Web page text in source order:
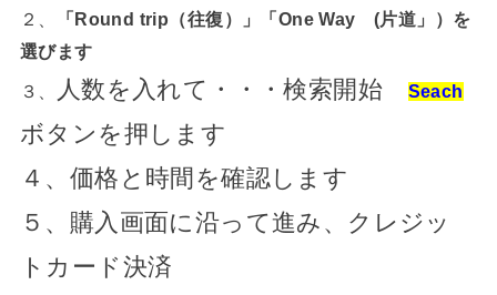
２、
「Round trip（往復）」「One Way (片道」）を
選びます
３、
人数を入れて・・・検索開始 Seach
ボタンを押します
４、価格と時間を確認します
５、購入画面に沿って進み、クレジッ
トカード決済